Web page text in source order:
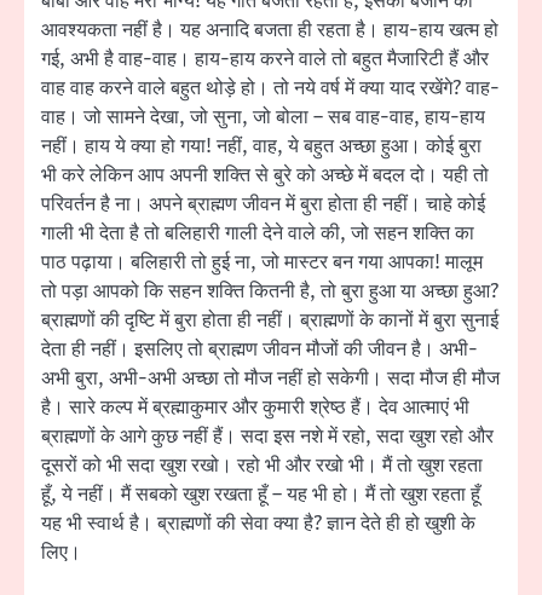
आवश्यकता नहीं है। यह अनादि बजता ही रहता है। हाय-हाय खत्म हो
गई, अभी है वाह-वाह। हाय-हाय करने वाले तो बहुत मैजारिटी हैं और
वाह वाह करने वाले बहुत थोड़े हो। तो नये वर्ष में क्या याद रखेंगे? वाह-
वाह। जो सामने देखा, जो सुना, जो बोला – सब वाह-वाह, हाय-हाय
नहीं। हाय ये क्या हो गया! नहीं, वाह, ये बहुत अच्छा हुआ। कोई बुरा
भी करे लेकिन आप अपनी शक्ति से बुरे को अच्छे में बदल दो। यही तो
परिवर्तन है ना। अपने ब्राह्मण जीवन में बुरा होता ही नहीं। चाहे कोई
गाली भी देता है तो बलिहारी गाली देने वाले की, जो सहन शक्ति का
पाठ पढ़ाया। बलिहारी तो हुई ना, जो मास्टर बन गया आपका! मालूम
तो पड़ा आपको कि सहन शक्ति कितनी है, तो बुरा हुआ या अच्छा हुआ?
ब्राह्मणों की दृष्टि में बुरा होता ही नहीं। ब्राह्मणों के कानों में बुरा सुनाई
देता ही नहीं। इसलिए तो ब्राह्मण जीवन मौजों की जीवन है। अभी-
अभी बुरा, अभी-अभी अच्छा तो मौज नहीं हो सकेगी। सदा मौज ही मौज
है। सारे कल्प में ब्रह्माकुमार और कुमारी श्रेष्ठ हैं। देव आत्माएं भी
ब्राह्मणों के आगे कुछ नहीं हैं। सदा इस नशे में रहो, सदा खुश रहो और
दूसरों को भी सदा खुश रखो। रहो भी और रखो भी। मैं तो खुश रहता
हूँ, ये नहीं। मैं सबको खुश रखता हूँ – यह भी हो। मैं तो खुश रहता हूँ
यह भी स्वार्थ है। ब्राह्मणों की सेवा क्या है? ज्ञान देते ही हो खुशी के
लिए।